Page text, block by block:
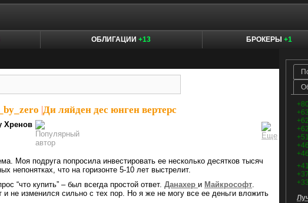
ОБЛИГАЦИИ +13 БРОКЕРЫ +1
Ди ляйден дес юнген вертерс
Хренов
Моя подруга попросила инвестировать ее несколько десятков тысяч
непонятках, что на горизонте 5-10 лет выстрелит.
“что купить” – был всегда простой ответ. Данахер и Майкрософт.
и не изменился сильно с тех пор. Но я же не могу все ее деньги вложить
+80
+63
+62
+62
+51
+46
+46
+41
+37
+33